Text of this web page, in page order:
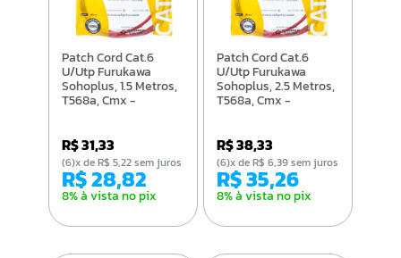
Patch Cord Cat.6
U/Utp Furukawa
Sohoplus, 1.5 Metros,
T568a, Cmx -
R$ 31,33
R$ 28,82
8% à vista no pix
(6)x de R$ 5,22 sem juros
Patch Cord Cat.6
U/Utp Furukawa
Sohoplus, 2.5 Metros,
T568a, Cmx -
R$ 38,33
R$ 35,26
8% à vista no pix
(6)x de R$ 6,39 sem juros